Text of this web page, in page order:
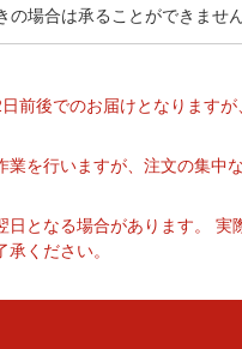
場合は承ることができません
前後でのお届けとなります
を行いますが、注文の集中
となる場合があります。 実
ください。